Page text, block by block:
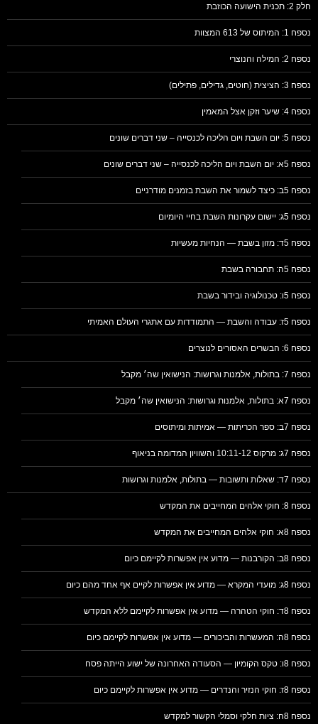
חלק 2: תכנית הישועה הכוזבת
נספח 1: המיתוס של 613 המצוות
נספח 2: המילה והנוצרי
נספח 3: הציצית (חוטים, גדילים, פתילים)
נספח 4: שיער וזקן אצל המאמין
נספח 5: יום השבת ויום הליכה לכנסייה – שני דברים שונים
נספח 5א: יום השבת ויום הליכה לכנסייה – שני דברים שונים
נספח 5ב: כיצד לשמור את השבת בזמנים מודרניים
נספח 5ג: יישום עקרונות השבת בחיי היומיום
נספח 5ד: מזון בשבת — הנחיות מעשיות
נספח 5ה: תחבורה בשבת
נספח 5ו: טכנולוגיה ובידור בשבת
נספח 5ז: עבודה והשבת — התמודדות עם אתגרי העולם האמיתי
נספח 6: הבשרים האסורים לנוצרים
נספח 7: בתולות, אלמנות וגרושות: הנישואין שה׳ מקבל
נספח 7א: בתולות, אלמנות וגרושות: הנישואין שה׳ מקבל
נספח 7ב: ספר הכריתות — אמיתות ומיתוסים
נספח 7ג: מרקוס 10:11-12 והשוויון המדומה בניאוף
נספח 7ד: שאלות ותשובות — בתולות, אלמנות וגרושות
נספח 8: חוקי אלהים המחייבים את המקדש
נספח 8א: חוקי אלהים המחייבים את המקדש
נספח 8ב: הקורבנות — מדוע אין אפשרות לקיימם כיום
נספח 8ג: מועדי המקרא — מדוע אין אפשרות לקיים אף אחד מהם כיום
נספח 8ד: חוקי הטהרה — מדוע אין אפשרות לקיימם ללא המקדש
נספח 8ה: המעשרות והביכורים — מדוע אין אפשרות לקיימם כיום
נספח 8ו: טקס הקומיון — הסעודה האחרונה של ישוע הייתה פסח
נספח 8ז: חוקי הנזיר והנדרים — מדוע אין אפשרות לקיימם כיום
נספח 8ח: ציות חלקי וסמלי הקשור למקדש